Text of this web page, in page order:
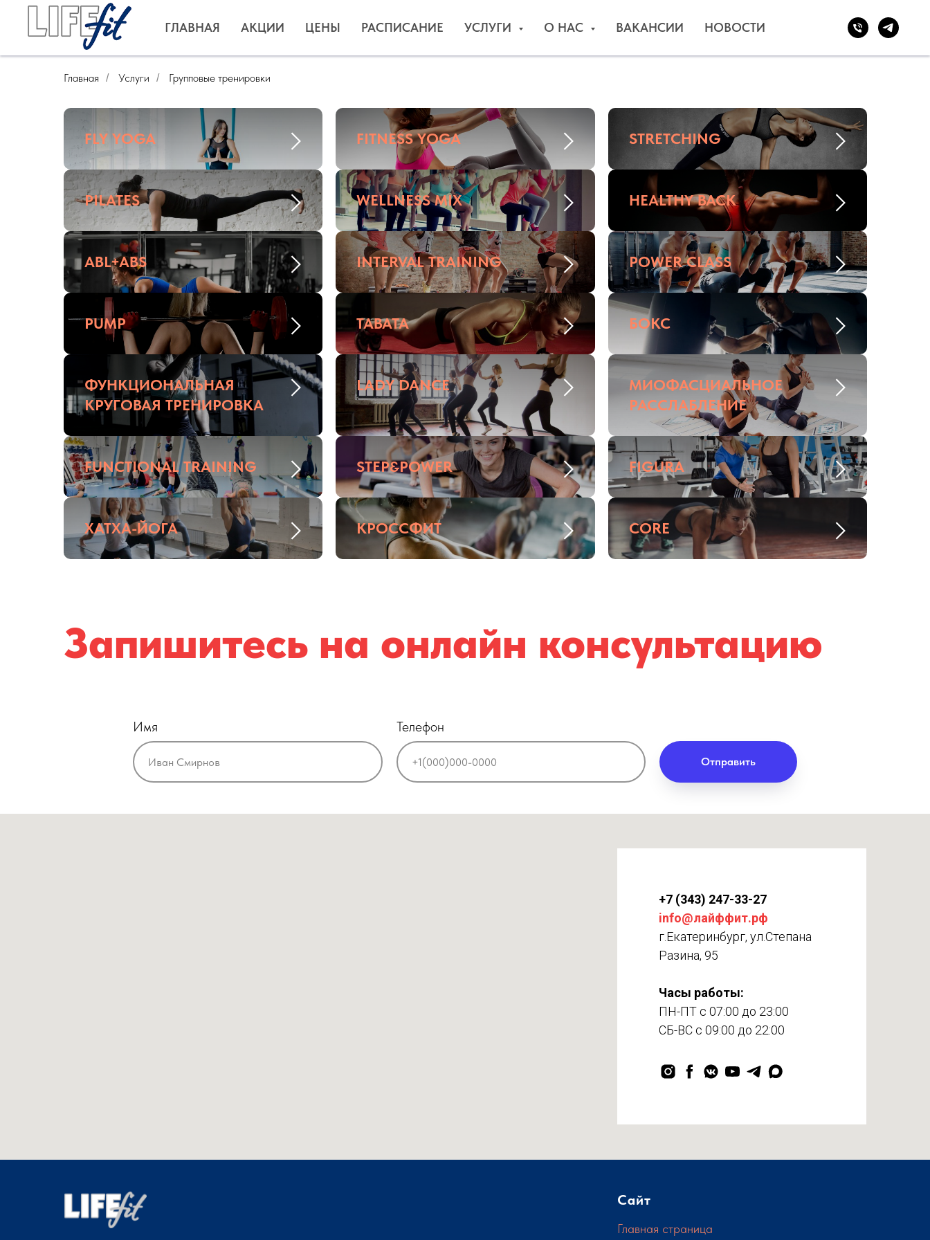
ГЛАВНАЯ АКЦИИ ЦЕНЫ РАСПИСАНИЕ УСЛУГИ О НАС ВАКАНСИИ НОВОСТИ
Главная / Услуги / Групповые тренировки
FLY YOGA FITNESS YOGA STRETCHING
PILATES WELLNESS MIX HEALTHY BACK
ABL+ABS INTERVAL TRAINING POWER CLASS
PUMP TABATA БОКС
ФУНКЦИОНАЛЬНАЯ
КРУГОВАЯ ТРЕНИРОВКА
LADY DANCE
МИОФАСЦИАЛЬНОЕ
РАССЛАБЛЕНИЕ
FUNCTIONAL TRAINING STEP&POWER FIGURA
ХАТХА-ЙОГА КРОССФИТ CORE
Запишитесь на онлайн консультацию
Имя Телефон
Отправить
+7 (343) 247-33-27
info@лайффит.рф
г.Екатеринбург, ул.Степана
Разина, 95
Часы работы:
ПН-ПТ c 07:00 до 23:00
СБ-ВС с 09:00 до 22:00
Сайт
Главная страница